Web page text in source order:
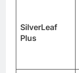
SilverLeaf
Plus